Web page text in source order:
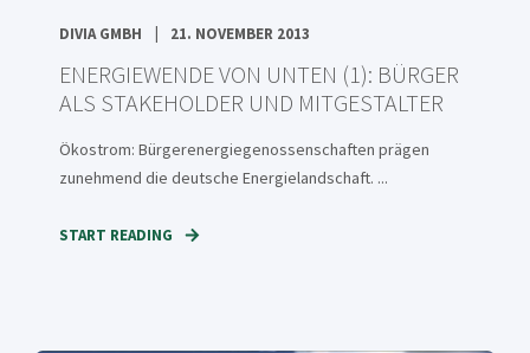
DIVIA GMBH 21. NOVEMBER 2013
ENERGIEWENDE VON UNTEN (1): BÜRGER
ALS STAKEHOLDER UND MITGESTALTER
Ökostrom: Bürgerenergiegenossenschaften prägen
zunehmend die deutsche Energielandschaft. ...
START READING